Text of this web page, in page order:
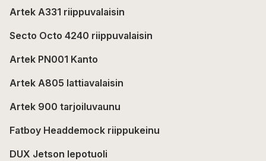
Artek A331 riippuvalaisin
Secto Octo 4240 riippuvalaisin
Artek PN001 Kanto
Artek A805 lattiavalaisin
Artek 900 tarjoiluvaunu
Fatboy Headdemock riippukeinu
DUX Jetson lepotuoli